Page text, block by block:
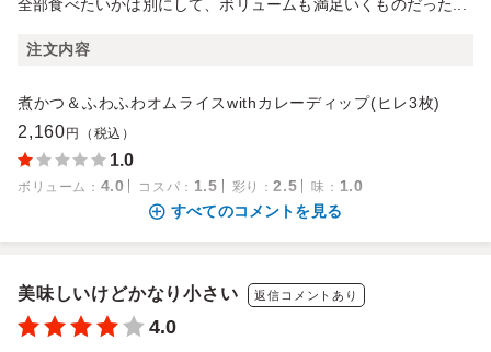
全部食べたいかは別にして、ボリュームも満足いくものだった...
注文内容
煮かつ＆ふわふわオムライスwithカレーディップ(ヒレ3枚)
2,160 円（税込）
1.0
ボリューム ： 4.0 コスパ ： 1.5 彩り ：2.5 味 ： 1.0
すべてのコメントを見る
美味しいけどかなり小さい 返信コメントあり
4.0